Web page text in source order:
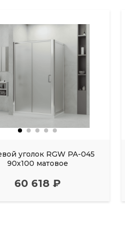
уголок RGW PA-045
90х100 матовое
60 618 ₽